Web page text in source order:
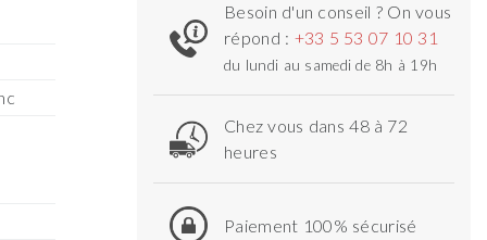
Besoin d'un conseil ? On vous
répond : +33 5 53 07 10 31
du lundi au samedi de 8h à 19h
Chez vous dans 48 à 72
heures
Paiement 100% sécurisé